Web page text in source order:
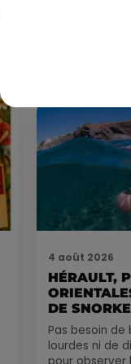
4 août 2026
HÉRAULT,
DE
Pas besoin
lourdes ni de